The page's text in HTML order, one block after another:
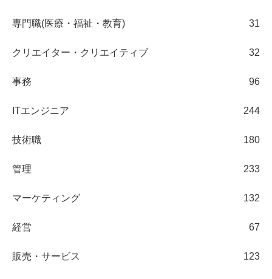
専門職(医療・福祉・教育) 31
クリエイター・クリエイティブ 32
事務 96
ITエンジニア 244
技術職 180
管理 233
マーケティング 132
経営 67
販売・サービス 123